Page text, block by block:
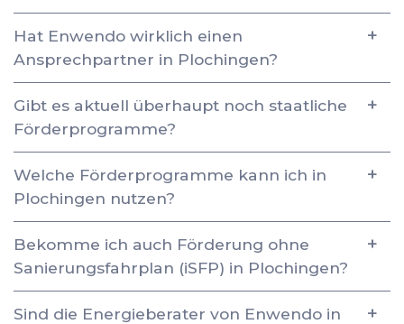
Hat Enwendo wirklich einen
Ansprechpartner in Plochingen?
Gibt es aktuell überhaupt noch staatliche
Förderprogramme?
Welche Förderprogramme kann ich in
Plochingen nutzen?
Bekomme ich auch Förderung ohne
Sanierungsfahrplan (iSFP) in Plochingen?
Sind die Energieberater von Enwendo in